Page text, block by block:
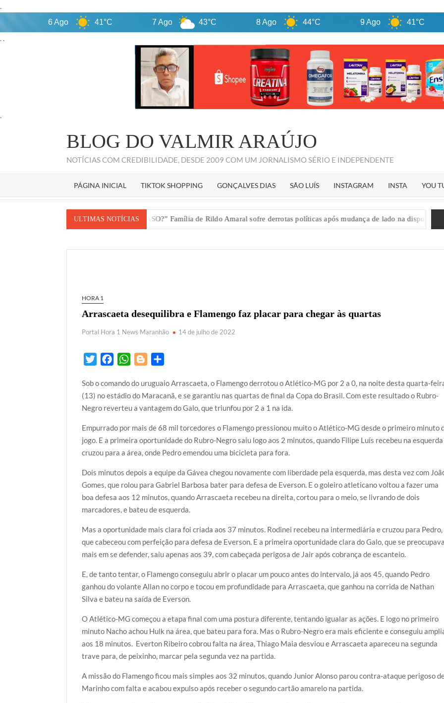
.
41°C 43°C 44°C 41°C
. .
.
BLOG DO VALMIR ARAÚJO
NOTÍCIAS COM CREDIBILIDADE, DESDE 2009 COM UM JORNALISMO SÉRIO E INDEPENDENTE
PÁGINA INICIAL TIKTOK SHOPPING GONÇALVES DIAS SÃO LUÍS INSTAGRAM INSTA YOU
ULTIMAS NOTÍCIAS
“VINGANÇA OU ACASO?” Família de Rildo Amaral sofre derrotas políticas após mudança de lado na disputa estadual
HORA 1
Arrascaeta desequilibra e Flamengo faz placar para chegar às quartas
Portal Hora 1 News Maranhão 14 de julho de 2022
i
t
t
r
c
e
b
o
o
k
W
a
t
s
p
o
g
g
a
r
e
Sob o comando do uruguaio Arrascaeta, o Flamengo derrotou o Atlético-MG por 2 a 0, na noite desta quarta-
(13) no estádio do Maracanã, e se garantiu nas quartas de final da Copa do Brasil. Com este resultado o Rubro-
Negro reverteu a vantagem do Galo, que triunfou por 2 a 1 na ida.
Empurrado por mais de 68 mil torcedores o Flamengo pressionou muito o Atlético-MG desde o primeiro minuto
jogo. E a primeira oportunidade do Rubro-Negro saiu logo aos 2 minutos, quando Filipe Luís recebeu na
cruzou para a área, onde Pedro emendou uma bicicleta para fora.
Dois minutos depois a equipe da Gávea chegou novamente com liberdade pela esquerda, mas desta vez com
Gomes, que rolou para Gabriel Barbosa bater para defesa de Everson. E o goleiro atleticano voltou a fazer uma
boa defesa aos 12 minutos, quando Arrascaeta recebeu na direita, cortou para o meio, se livrando de dois
marcadores, e bateu de esquerda.
Mas a oportunidade mais clara foi criada aos 37 minutos. Rodinei recebeu na intermediária e cruzou para Pedro,
que cabeceou com perfeição para defesa de Everson. E a primeira oportunidade clara do Galo, que se
mais em se defender, saiu apenas aos 39, com cabeçada perigosa de Jair após cobrança de escanteio.
E, de tanto tentar, o Flamengo conseguiu abrir o placar um pouco antes do intervalo, já aos 45, quando Pedro
ganhou do volante Allan no corpo e tocou em profundidade para Arrascaeta, que ganhou na corrida de Nathan
Silva e bateu na saída de Everson.
O Atlético-MG começou a etapa final com uma postura diferente, tentando igualar as ações. E logo no primeiro
minuto Nacho achou Hulk na área, que bateu para fora. Mas o Rubro-Negro era mais eficiente e conseguiu
aos 18 minutos. Everton Ribeiro cobrou falta na área, Thiago Maia desviou e Arrascaeta apareceu na segunda
trave para, de peixinho, marcar pela segunda vez na partida.
A missão do Flamengo ficou mais simples aos 32 minutos, quando Junior Alonso parou contra-ataque perigoso
Marinho com falta e acabou expulso após receber o segundo cartão amarelo na partida.